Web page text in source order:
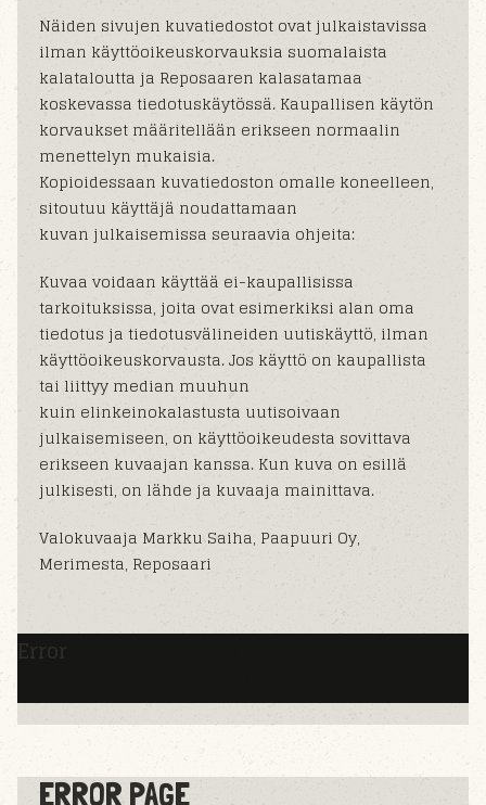
Näiden sivujen kuvatiedostot ovat julkaistavissa
ilman käyttöoikeuskorvauksia suomalaista
kalataloutta ja Reposaaren kalasatamaa
koskevassa tiedotuskäytössä. Kaupallisen käytön
korvaukset määritellään erikseen normaalin
menettelyn mukaisia.
Kopioidessaan kuvatiedoston omalle koneelleen,
sitoutuu käyttäjä noudattamaan
kuvan julkaisemissa seuraavia ohjeita:
Kuvaa voidaan käyttää ei-kaupallisissa
tarkoituksissa, joita ovat esimerkiksi alan oma
tiedotus ja tiedotusvälineiden uutiskäyttö, ilman
käyttöoikeuskorvausta. Jos käyttö on kaupallista
tai liittyy median muuhun
kuin elinkeinokalastusta uutisoivaan
julkaisemiseen, on käyttöoikeudesta sovittava
erikseen kuvaajan kanssa. Kun kuva on esillä
julkisesti, on lähde ja kuvaaja mainittava.
Valokuvaaja Markku Saiha, Paapuuri Oy,
Merimesta, Reposaari
Error
ERROR PAGE